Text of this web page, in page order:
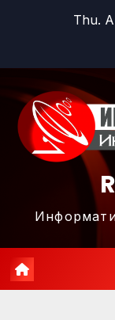
Thu.